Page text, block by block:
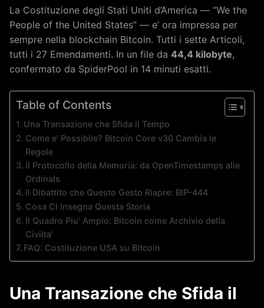
La Costituzione degli Stati Uniti d’America — “We the
People of the United States” — e’ ora impressa per
sempre nella blockchain Bitcoin. Tutti i sette Articoli,
tutti i 27 Emendamenti. In un file da 44,4 kilobyte,
confermato da SpiderPool in 14 minuti esatti.
Table of Contents
Una Transazione che Sfida il Tempo
Come e’ Possibile? Bitcoin Core v30 Cambia le
Regole
Il Protocollo della Memoria: da OpenTimestamps alle
Ordinals
Il Dibattito che Questo Gesto Riapre: BIP-444
Cosa Ci Insegna Questa Storia
Il Quadro Piu’ Ampio: Bitcoin come Archivio della
Civilta’
FAQ: Costituzione USA su Bitcoin
Una Transazione che Sfida il